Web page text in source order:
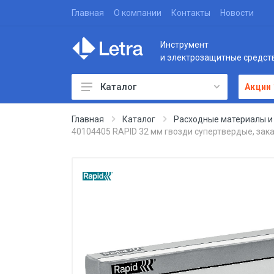
Главная О компании Контакты Новости
Инструмент
и электрозащитные
Каталог Акции
Главная Каталог
Расходные материалы и
40104405 RAPID 32 мм гвозди супертвердые,